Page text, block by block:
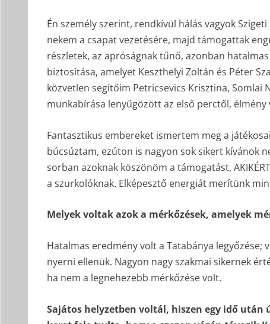
Én személy szerint, rendkívül hálás vagyok
nekem a csapat vezetésére, majd támogattak
részletek, az apróságnak tűnő, azonban
biztosítása, amelyet Keszthelyi Zoltán és Péter
közvetlen segítőim Petricsevics Krisztina, Somlai
munkabírása lenyűgözött az első perctől, élmény
Fantasztikus embereket ismertem meg a
búcsúztam, ezúton is nagyon sok sikert kívánok
sorban azoknak köszönöm a támogatást,
a szurkolóknak. Elképesztő energiát merítünk
Melyek voltak azok a mérkőzések, amelyek
Hatalmas eredmény volt a Tatabánya
nyerni ellenük. Nagyon nagy szakmai sikernek
ha nem a legnehezebb mérkőzése volt.
Sajátos helyzetben voltál, hiszen egy idő